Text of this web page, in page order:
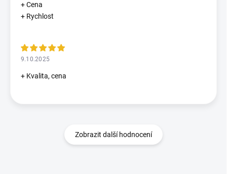
+ Cena
+ Rychlost
9.10.2025
+ Kvalita, cena
Zobrazit další hodnocení